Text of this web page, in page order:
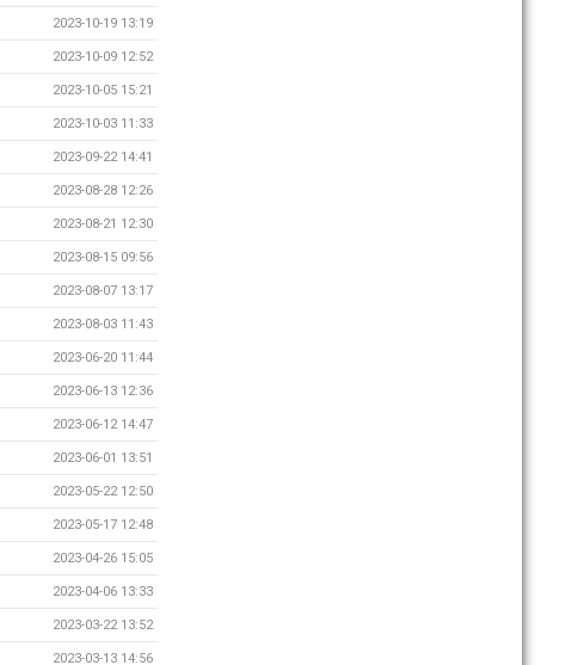
2023-10-19 13:19
2023-10-09 12:52
2023-10-05 15:21
2023-10-03 11:33
2023-09-22 14:41
2023-08-28 12:26
2023-08-21 12:30
2023-08-15 09:56
2023-08-07 13:17
2023-08-03 11:43
2023-06-20 11:44
2023-06-13 12:36
2023-06-12 14:47
2023-06-01 13:51
2023-05-22 12:50
2023-05-17 12:48
2023-04-26 15:05
2023-04-06 13:33
2023-03-22 13:52
2023-03-13 14:56